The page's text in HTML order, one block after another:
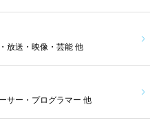
放送・映像・芸能 他
サー・プログラマー 他